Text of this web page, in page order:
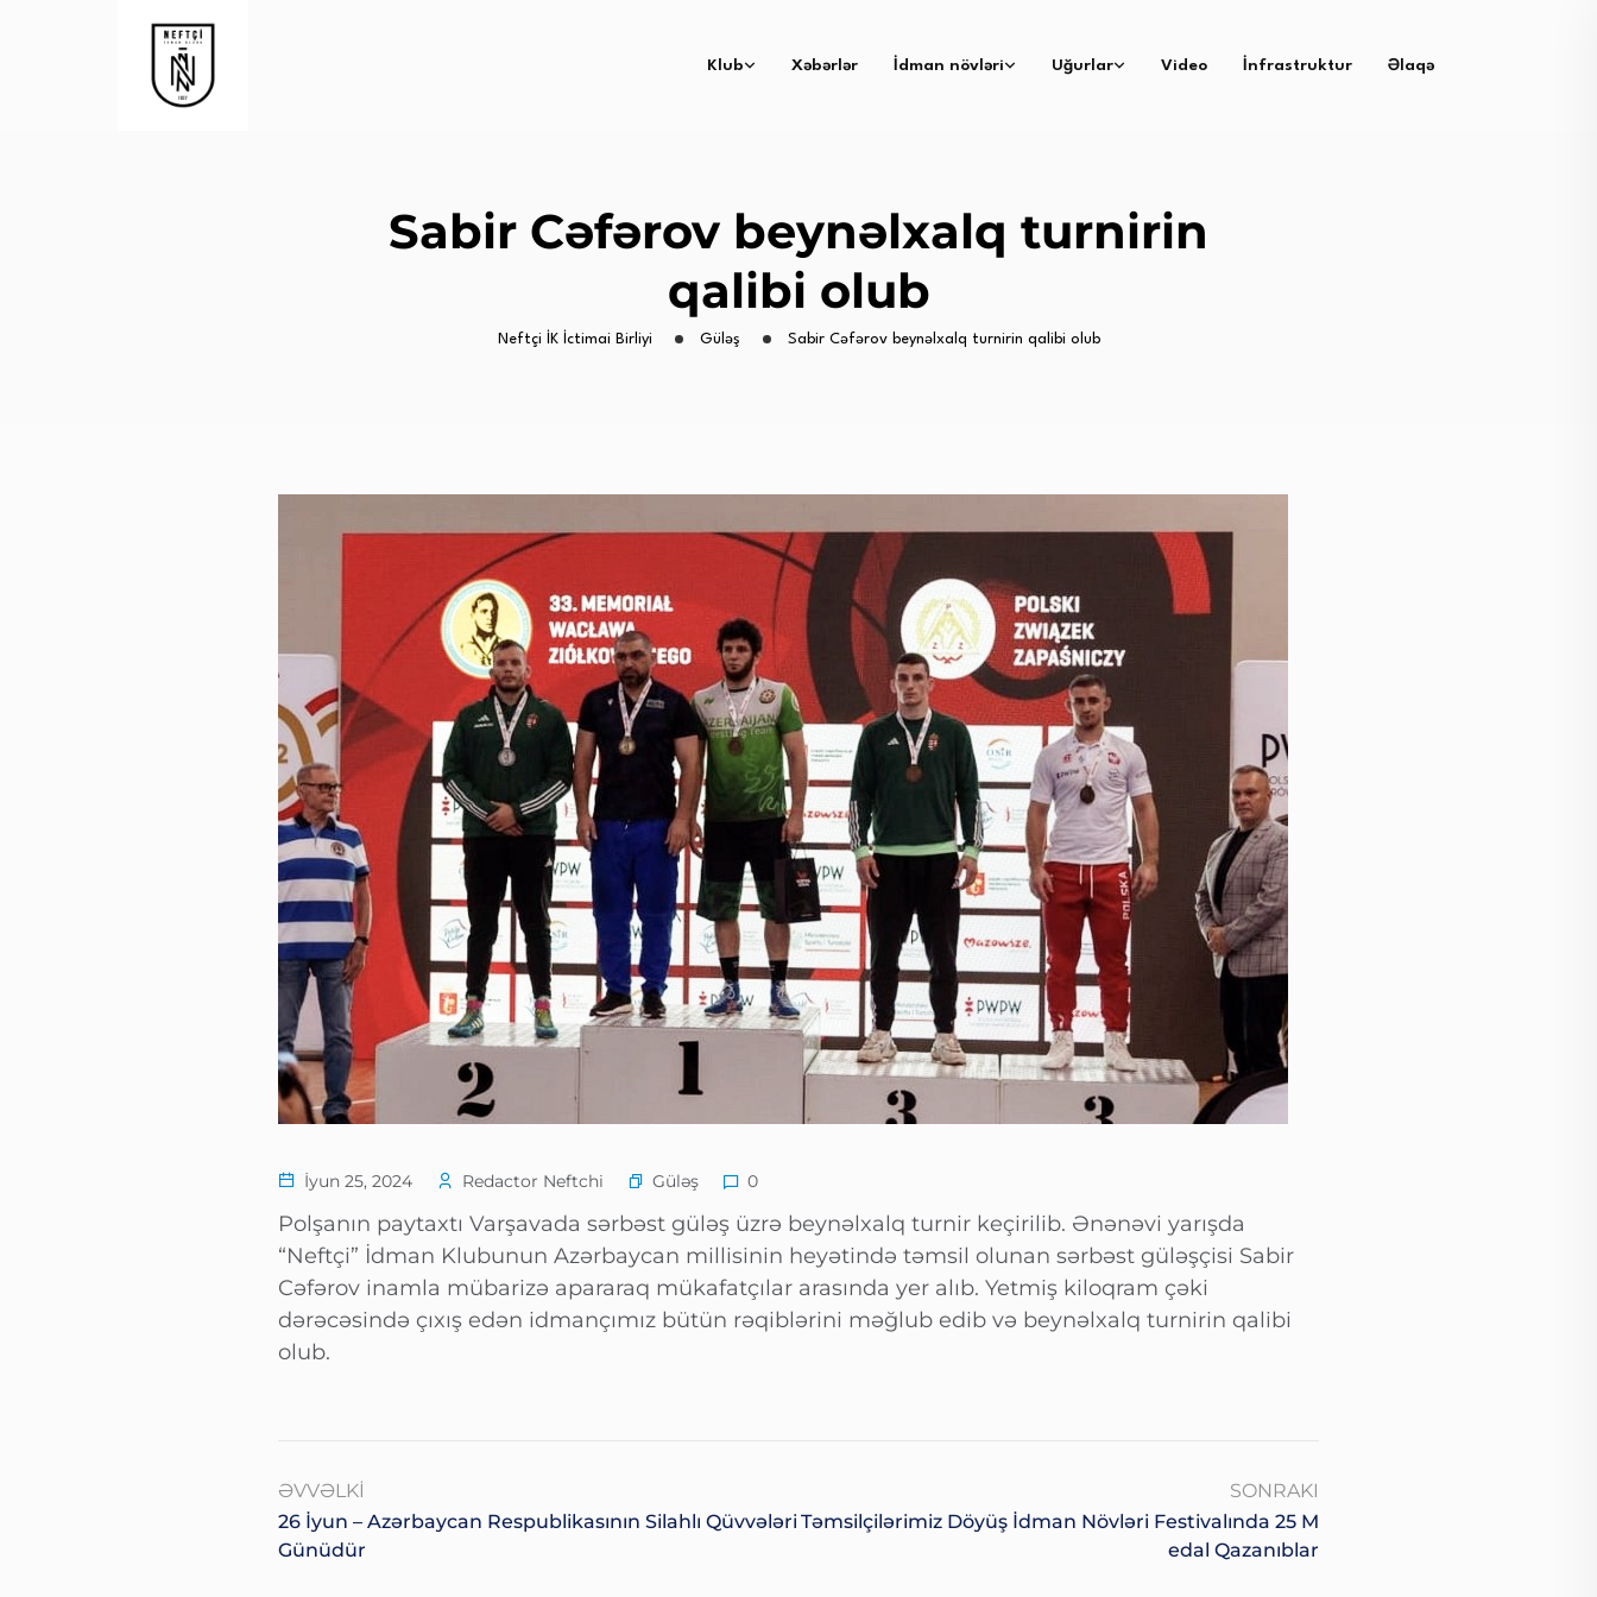
Klub Xəbərlər İdman növləri Uğurlar Video İnfrastruktur Əlaqə
Sabir Cəfərov beynəlxalq turnirin
qalibi olub
Neftçi İK İctimai Birliyi Güləş Sabir Cəfərov beynəlxalq turnirin qalibi olub
İyun 25, 2024 Redactor Neftchi Güləş 0
Polşanın paytaxtı Varşavada sərbəst güləş üzrə beynəlxalq turnir keçirilib. Ənənəvi yarışda
“Neftçi” İdman Klubunun Azərbaycan millisinin heyətində təmsil olunan sərbəst güləşçisi Sabir
Cəfərov inamla mübarizə apararaq mükafatçılar arasında yer alıb. Yetmiş kiloqram çəki
dərəcəsində çıxış edən idmançımız bütün rəqiblərini məğlub edib və beynəlxalq turnirin qalibi
olub.
ƏVVƏLKI
26 İyun – Azərbaycan Respublikasının Silahlı Qüvvələri
Günüdür
SONRAKI
Təmsilçilərimiz Döyüş İdman Növləri Festivalında 25 M
Edal Qazanıblar